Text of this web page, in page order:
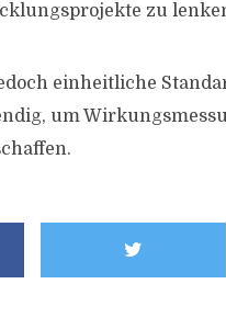
zu
einheitliche
um